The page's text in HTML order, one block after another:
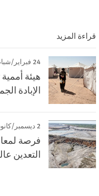
قراءة المزيد
24 فبراير/شباط 2026
هيئة
الإبادة
2 ديسمبر/كانون الأول 2025
فرصة
التعدين